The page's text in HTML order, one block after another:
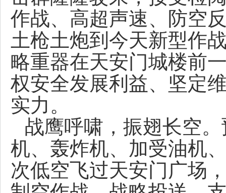
作战、高超声速、防空
土枪土炮到今天新型作
略重器在天安门城楼前
权安全发展利益、坚定
实力。
战鹰呼啸，振翅长空
机、轰炸机、加受油机
次低空飞过天安门广场